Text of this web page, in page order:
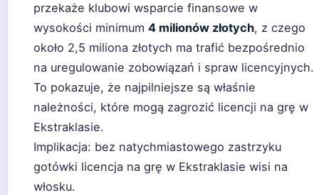
przekaże klubowi wsparcie finansowe w
wysokości minimum 4 milionów złotych, z czego
około 2,5 miliona złotych ma trafić bezpośrednio
na uregulowanie zobowiązań i spraw licencyjnych.
To pokazuje, że najpilniejsze są właśnie
należności, które mogą zagrozić licencji na grę w
Ekstraklasie.
Implikacja: bez natychmiastowego zastrzyku
gotówki licencja na grę w Ekstraklasie wisi na
włosku.